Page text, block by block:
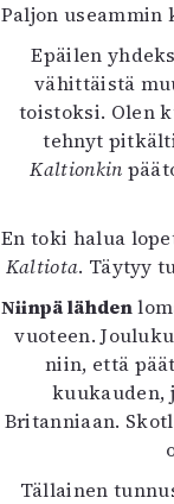
Paljon
Epäilen
vähittäistä
toistoksi. Olen
tehnyt
Kaltionkin
En toki halua
Kaltiota. Täytyy
Niinpä lähden
vuoteen.
niin, että
kuukauden,
Britanniaan.
Tällainen